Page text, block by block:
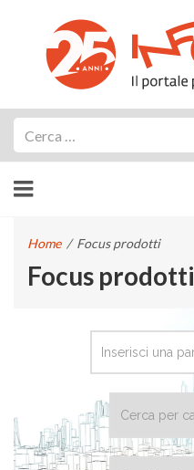
Home / Focus prodotti
Focus prodotti